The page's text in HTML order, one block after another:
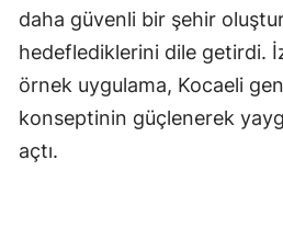
daha güvenli bir şehir
hedeflediklerini dile getirdi.
örnek uygulama, Kocaeli
konseptinin güçlenerek
açtı.